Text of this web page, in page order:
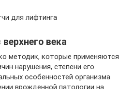
для лифтинга
века
методик, которые применяются
нарушения, степени его
особенностей организма
врожденной патологии на